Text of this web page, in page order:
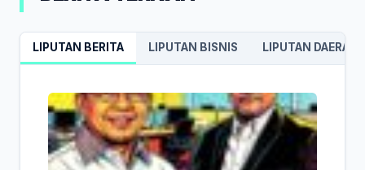
LIPUTAN BERITA LIPUTAN BISNIS LIPUTAN DAERAH